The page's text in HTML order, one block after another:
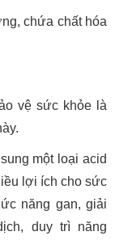
chứa chất hóa
vệ sức khỏe là
một loại acid
lợi ích cho sức
năng gan, giải
duy trì năng